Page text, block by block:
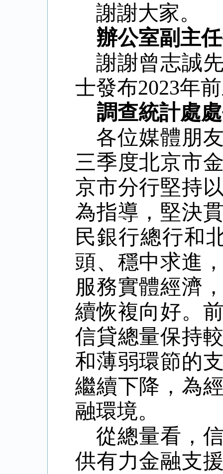
謝謝大家。
辦公室副主
謝謝曾志誠
士發布2023年
調查統計處
各位媒體朋
三季度北京市
京市分行堅持
為指導，堅決
民銀行總行和
頭、穩中求進
服務實體經濟
續恢複向好。
信貸總量保持
和薄弱環節的
繼續下降，為
融環境。
從總量看，
供有力金融支